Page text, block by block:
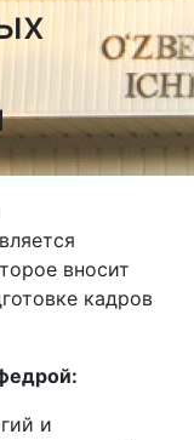
вносит
кадров
и